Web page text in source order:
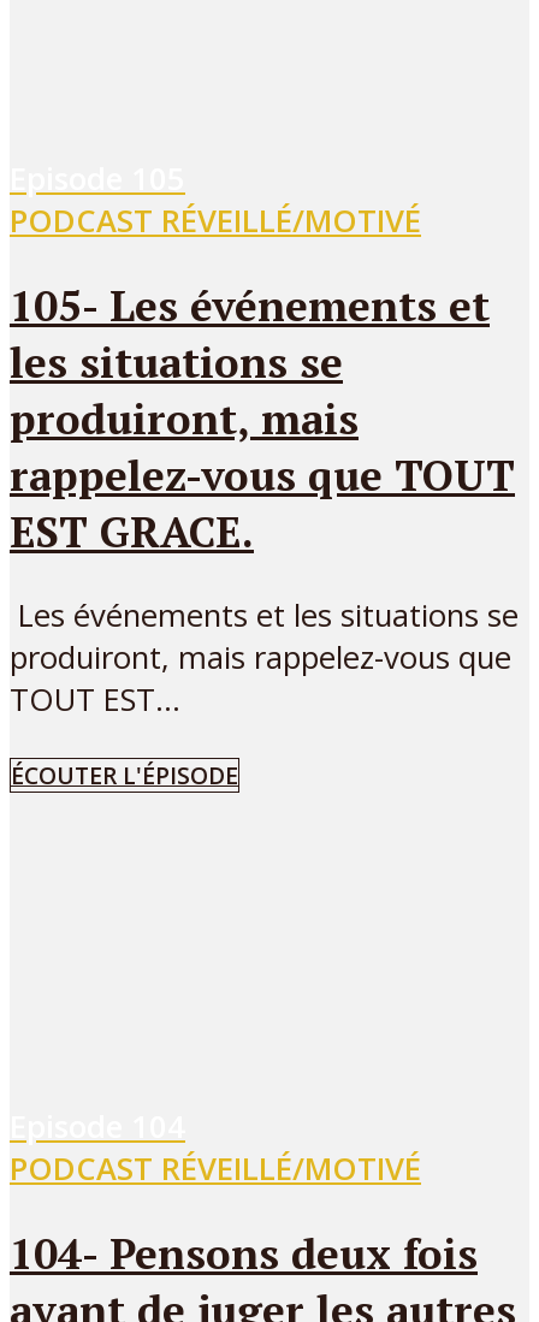
PODCAST RÉVEILLÉ/MOTIVÉ
105- Les événements et
les situations se
produiront, mais
rappelez-vous que TOUT
EST GRACE.
Les événements et les situations se
produiront, mais rappelez-vous que
TOUT EST...
ÉCOUTER L'ÉPISODE
PODCAST RÉVEILLÉ/MOTIVÉ
104- Pensons deux fois
avant de juger les autres